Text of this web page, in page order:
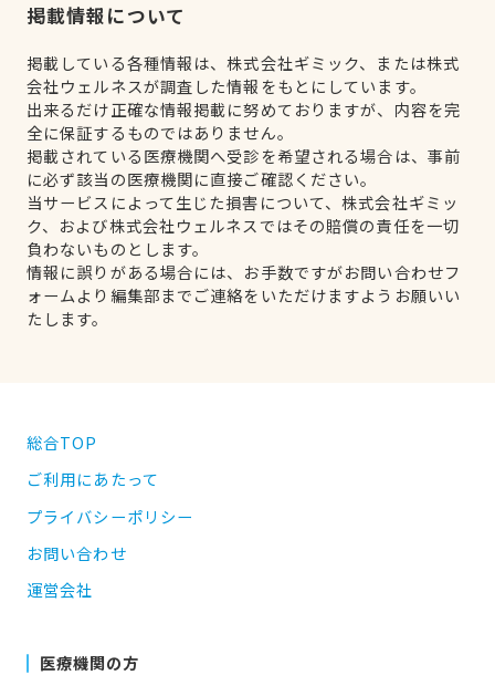
掲載情報について
掲載している各種情報は、株式会社ギミック、または株式
会社ウェルネスが調査した情報をもとにしています。
出来るだけ正確な情報掲載に努めておりますが、内容を完
全に保証するものではありません。
掲載されている医療機関へ受診を希望される場合は、事前
に必ず該当の医療機関に直接ご確認ください。
当サービスによって生じた損害について、株式会社ギミッ
ク、および株式会社ウェルネスではその賠償の責任を一切
負わないものとします。
情報に誤りがある場合には、お手数ですがお問い合わせフ
ォームより編集部までご連絡をいただけますようお願いい
たします。
総合TOP
ご利用にあたって
プライバシーポリシー
お問い合わせ
運営会社
医療機関の方